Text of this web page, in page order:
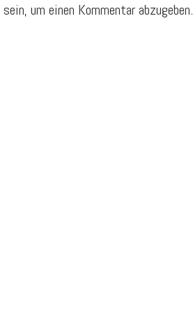
sein, um einen Kommentar abzugeben.